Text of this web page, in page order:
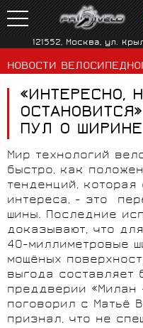
121552, Москва, ул.
НОВОСТИ
«ИНТЕРЕСНО,
ПУЛ О
Мир технологий
быстро, как
тенденций,
интереса, - это
шины. Последние
доказывают, что
40-миллиметровые
мощёных
выгода составляет
преддверии «Милан
поговорил с Матьё
признал, что не